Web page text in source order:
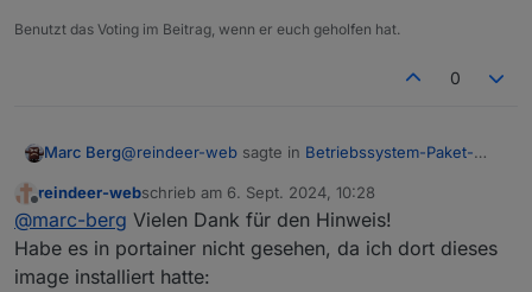
Benutzt das Voting im Beitrag, wenn er euch geholfen hat.
0
Marc Berg@reindeer-web sagte in Betriebssystem-Paket-
Dort kann ich mich als user iobroker einloggen
und diesen Befehl ausführen: maintenance
Dieser Befehl macht ein Upgrade des js-controllers
und fasst die Betriebssystem-Daten nicht an.
reindeer-webschrieb am 6. Sept. 2024, 10:28
zuletzt editiert von
@marc-berg Vielen Dank für den Hinweis!
Habe es in portainer nicht gesehen, da ich dort dieses
image installiert hatte: